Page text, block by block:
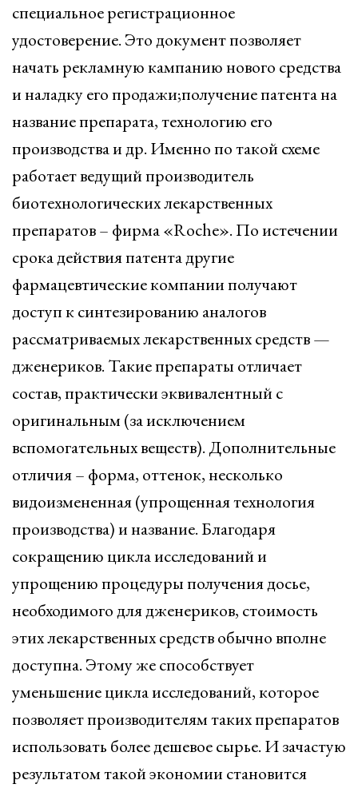
специальное регистрационное
удостоверение. Это документ позволяет
начать рекламную кампанию нового средства
и наладку его продажи;получение патента на
название препарата, технологию его
производства и др. Именно по такой схеме
работает ведущий производитель
биотехнологических лекарственных
препаратов – фирма «Roche». По истечении
срока действия патента другие
фармацевтические компании получают
доступ к синтезированию аналогов
рассматриваемых лекарственных средств —
дженериков. Такие препараты отличает
состав, практически эквивалентный с
оригинальным (за исключением
вспомогательных веществ). Дополнительные
отличия – форма, оттенок, несколько
видоизмененная (упрощенная технология
производства) и название. Благодаря
сокращению цикла исследований и
упрощению процедуры получения досье,
необходимого для дженериков, стоимость
этих лекарственных средств обычно вполне
доступна. Этому же способствует
уменьшение цикла исследований, которое
позволяет производителям таких препаратов
использовать более дешевое сырье. И зачастую
результатом такой экономии становится